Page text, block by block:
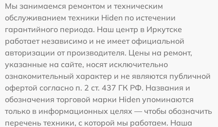
Мы занимаемся ремонтом и техническим
обслуживанием техники Hiden по истечении
гарантийного периода. Наш центр в Иркутске
работает независимо и не имеет официальной
авторизации от производителя. Цены на ремонт,
указанные на сайте, носят исключительно
ознакомительный характер и не являются публичной
офертой согласно п. 2 ст. 437 ГК РФ. Названия и
обозначения торговой марки Hiden упоминаются
только в информационных целях — чтобы обозначить
перечень техники, с которой мы работаем. Наша